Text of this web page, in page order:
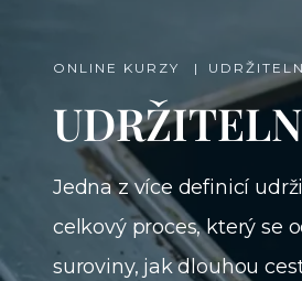
ONLINE KURZY
Jedna z více definicí
celkový proces, který se
suroviny, jak dlouhou